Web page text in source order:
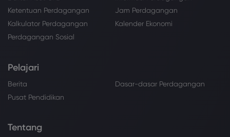
Ketentuan Perdagangan
Jam Perdagangan
Kalkulator Perdagangan
Kalender Ekonomi
Perdagangan Sosial
Pelajari
Berita
Dasar-dasar Perdagangan
Pusat Pendidikan
Tentang